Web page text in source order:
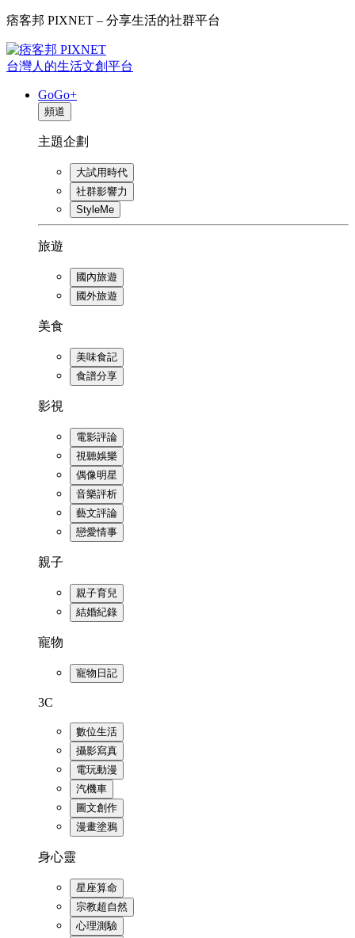
痞客邦 PIXNET – 分享生活的社群平台
台灣人的生活文創平台
GoGo+
頻道
主題企劃
大試用時代
社群影響力
StyleMe
旅遊
國內旅遊
國外旅遊
美食
美味食記
食譜分享
影視
電影評論
視聽娛樂
偶像明星
音樂評析
藝文評論
戀愛情事
親子
親子育兒
結婚紀錄
寵物
寵物日記
3C
數位生活
攝影寫真
電玩動漫
汽機車
圖文創作
漫畫塗鴉
身心靈
星座算命
宗教超自然
心理測驗